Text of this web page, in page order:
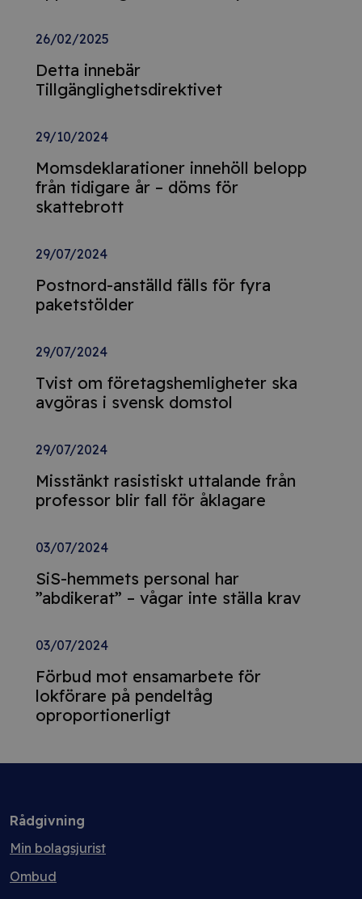
26/02/2025
Detta innebär
Tillgänglighetsdirektivet
29/10/2024
Momsdeklarationer innehöll belopp
från tidigare år – döms för
skattebrott
29/07/2024
Postnord-anställd fälls för fyra
paketstölder
29/07/2024
Tvist om företagshemligheter ska
avgöras i svensk domstol
29/07/2024
Misstänkt rasistiskt uttalande från
professor blir fall för åklagare
03/07/2024
SiS-hemmets personal har
”abdikerat” – vågar inte ställa krav
03/07/2024
Förbud mot ensamarbete för
lokförare på pendeltåg
oproportionerligt
Rådgivning
Min bolagsjurist
Ombud